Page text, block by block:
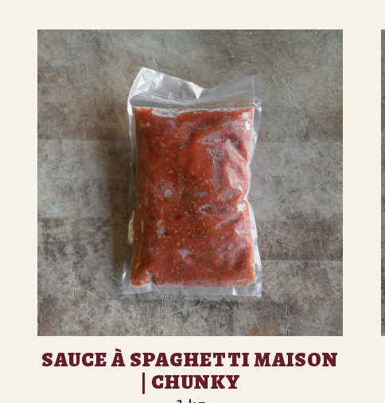
SAUCE À SPAGHETTI MAISON
| CHUNKY